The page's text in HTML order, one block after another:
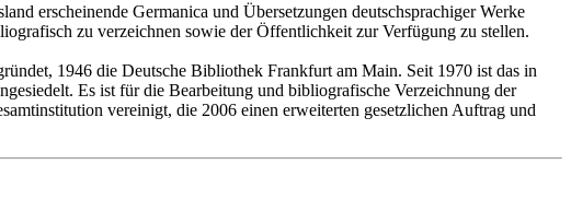
erscheinende Germanica und Übersetzungen deutschsprachiger Werke
zu verzeichnen sowie der Öffentlichkeit zur Verfügung zu stellen.
1946 die Deutsche Bibliothek Frankfurt am Main. Seit 1970 ist das in
Es ist für die Bearbeitung und bibliografische Verzeichnung der
vereinigt, die 2006 einen erweiterten gesetzlichen Auftrag und